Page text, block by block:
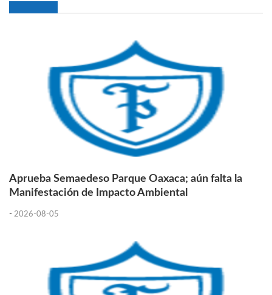
Aprueba Semaedeso Parque Oaxaca; aún falta la
Manifestación de Impacto Ambiental
- 2026-08-05